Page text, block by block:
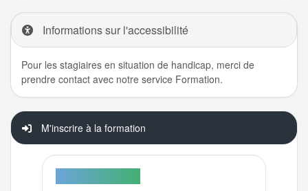
Informations sur l'accessibilité
Pour les stagiaires en situation de handicap, merci de
prendre contact avec notre service Formation.
M'inscrire à la formation